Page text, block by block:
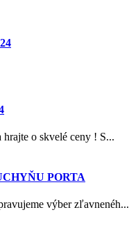
hrajte o skvelé ceny ! S...
PORTA
výber zľavnenéh...